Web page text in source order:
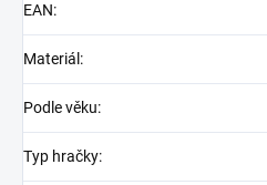
EAN:
Materiál :
Podle věku:
Typ hračky: